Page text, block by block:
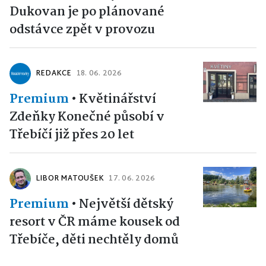
Dukovan je po plánované
odstávce zpět v provozu
REDAKCE 18. 06. 2026
Premium • Květinářství
Zdeňky Konečné působí v
Třebíčí již přes 20 let
LIBOR MATOUŠEK 17. 06. 2026
Premium • Největší dětský
resort v ČR máme kousek od
Třebíče, děti nechtěly domů